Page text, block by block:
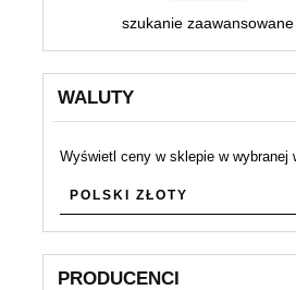
szukanie zaawansowane
WALUTY
Wyświetl ceny w sklepie w wybranej
POLSKI ZŁOTY
PRODUCENCI